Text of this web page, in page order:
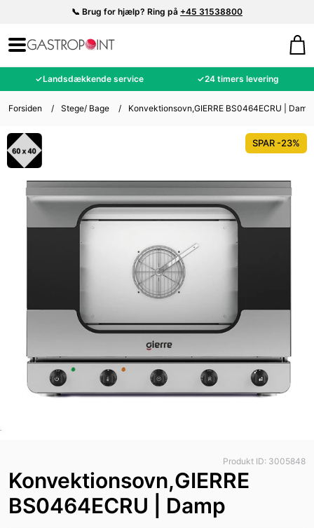
📞 Brug for hjælp? Ring på +45 31538800
✓Landsdækkende service ✓24 timers levering
Forsiden / Stege/ Bage / Konvektionsovn,GIERRE BS0464ECRU | Damp
SPAR -23%
Produkt ID: 3005848
Konvektionsovn,GIERRE
BS0464ECRU | Damp